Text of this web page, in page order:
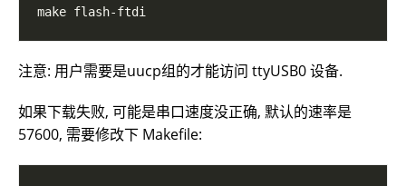
注意: 用户需要是uucp组的才能访问 ttyUSB0 设备.
如果下载失败, 可能是串口速度没正确, 默认的速率是
57600, 需要修改下 Makefile: